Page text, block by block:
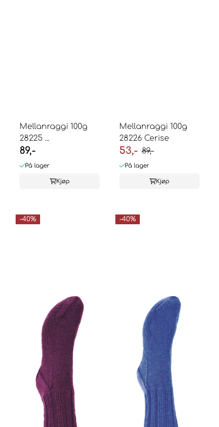
Mellanraggi 100g
28225 ...
89,-
På lager
Kjøp
Mellanraggi 100g
28226 Cerise
53,- 89,-
På lager
Kjøp
-40% -40%